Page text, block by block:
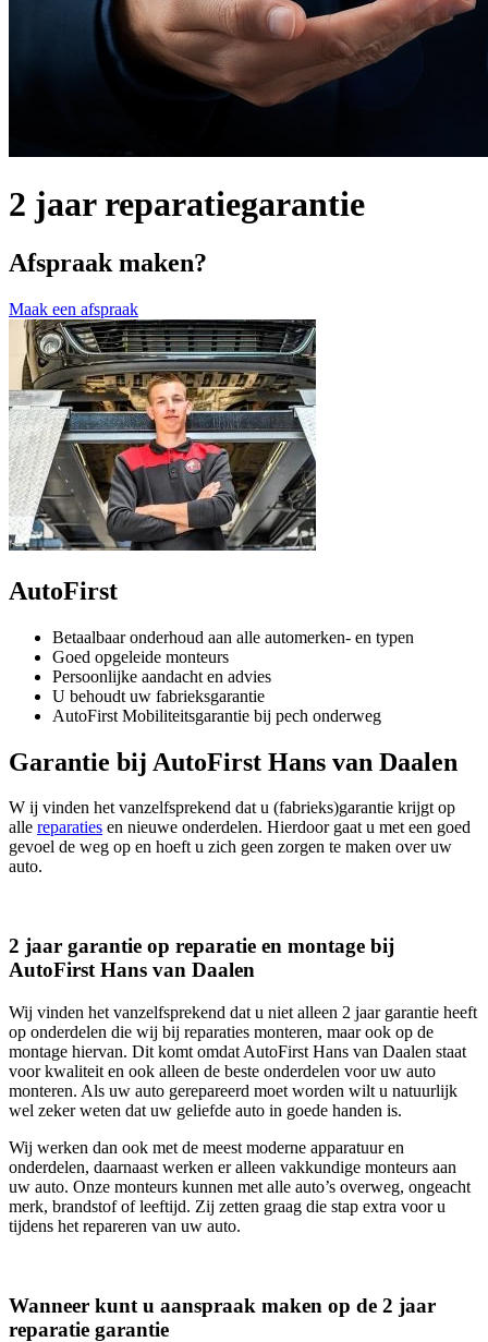
2 jaar reparatiegarantie
Afspraak maken?
Maak een afspraak
AutoFirst
Betaalbaar onderhoud aan alle automerken- en typen
Goed opgeleide monteurs
Persoonlijke aandacht en advies
U behoudt uw fabrieksgarantie
AutoFirst Mobiliteitsgarantie bij pech onderweg
Garantie bij AutoFirst Hans van Daalen
W ij vinden het vanzelfsprekend dat u (fabrieks)garantie krijgt op
alle reparaties en nieuwe onderdelen. Hierdoor gaat u met een goed
gevoel de weg op en hoeft u zich geen zorgen te maken over uw
auto.
2 jaar garantie op reparatie en montage bij
AutoFirst Hans van Daalen
Wij vinden het vanzelfsprekend dat u niet alleen 2 jaar garantie heeft
op onderdelen die wij bij reparaties monteren, maar ook op de
montage hiervan. Dit komt omdat AutoFirst Hans van Daalen staat
voor kwaliteit en ook alleen de beste onderdelen voor uw auto
monteren. Als uw auto gerepareerd moet worden wilt u natuurlijk
wel zeker weten dat uw geliefde auto in goede handen is.
Wij werken dan ook met de meest moderne apparatuur en
onderdelen, daarnaast werken er alleen vakkundige monteurs aan
uw auto. Onze monteurs kunnen met alle auto’s overweg, ongeacht
merk, brandstof of leeftijd. Zij zetten graag die stap extra voor u
tijdens het repareren van uw auto.
Wanneer kunt u aanspraak maken op de 2 jaar
reparatie garantie